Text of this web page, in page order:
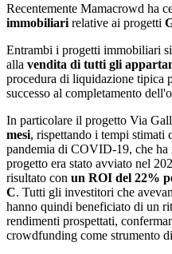
Recentemente Mamacrowd ha
immobiliari relative ai progetti
Entrambi i progetti immobiliari
alla vendita di tutti gli
procedura di liquidazione tipica
successo al completamento
In particolare il progetto Via
mesi, rispettando i tempi stimati
pandemia di COVID-19, che
progetto era stato avviato nel
risultato con un ROI del 22%
C. Tutti gli investitori che
hanno quindi beneficiato di un
rendimenti prospettati,
crowdfunding come strumento